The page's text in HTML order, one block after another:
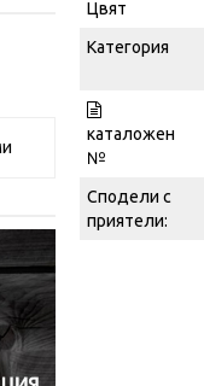
Цвят
Категория
каталожен
№
Сподели с
приятели: